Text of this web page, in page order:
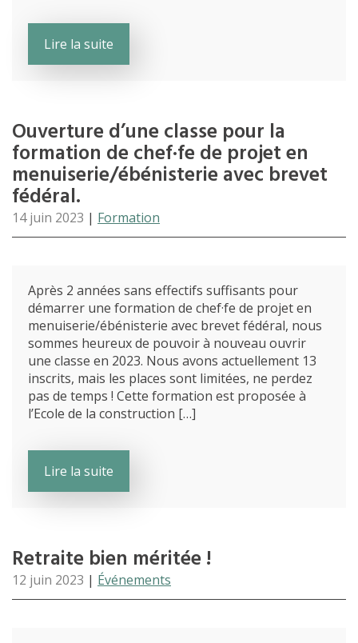
Lire la suite
Ouverture d’une classe pour la
formation de chef·fe de projet en
menuiserie/ébénisterie avec brevet
fédéral.
14 juin 2023 | Formation
Après 2 années sans effectifs suffisants pour
démarrer une formation de chef·fe de projet en
menuiserie/ébénisterie avec brevet fédéral, nous
sommes heureux de pouvoir à nouveau ouvrir
une classe en 2023. Nous avons actuellement 13
inscrits, mais les places sont limitées, ne perdez
pas de temps ! Cette formation est proposée à
l’Ecole de la construction […]
Lire la suite
Retraite bien méritée !
12 juin 2023 | Événements